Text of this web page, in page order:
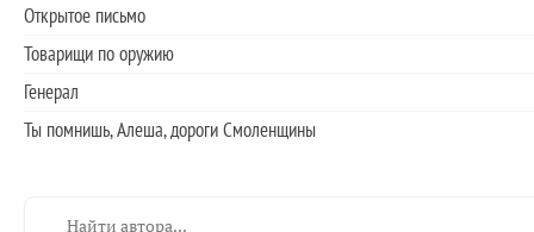
Открытое письмо
Товарищи по оружию
Генерал
Ты помнишь, Алеша, дороги Смоленщины